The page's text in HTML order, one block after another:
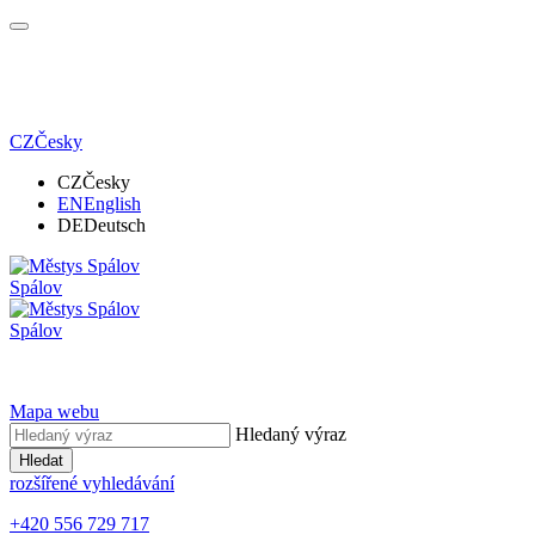
CZČesky
CZČesky
ENEnglish
DEDeutsch
Spálov
Spálov
Mapa webu
Hledaný výraz
Hledat
rozšířené vyhledávání
+420 556 729 717